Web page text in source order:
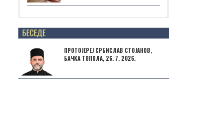
Posts not found
ПРОТОЈЕРЕЈ СРБИСЛАВ СТОЈАНОВ,
БАЧКА ТОПОЛА, 26. 7. 2026.